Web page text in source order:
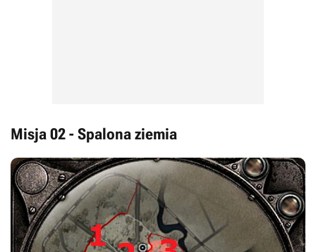
Misja 02 - Spalona ziemia